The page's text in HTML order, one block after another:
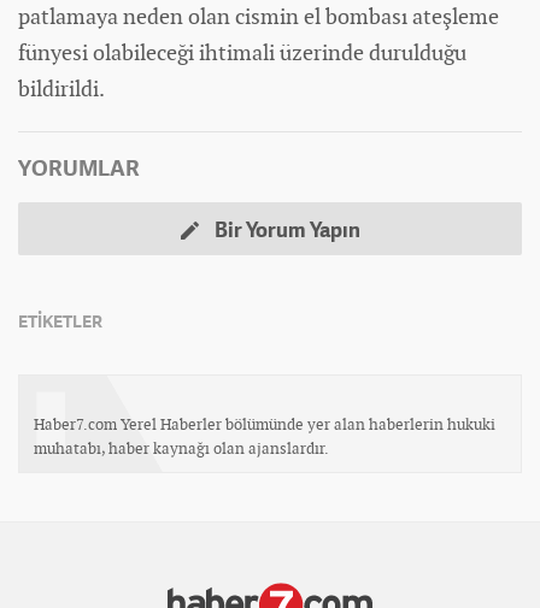
patlamaya neden olan cismin el bombası ateşleme
fünyesi olabileceği ihtimali üzerinde durulduğu
bildirildi.
YORUMLAR
Bir Yorum Yapın
ETİKETLER
Haber7.com Yerel Haberler bölümünde yer alan haberlerin hukuki
muhatabı, haber kaynağı olan ajanslardır.